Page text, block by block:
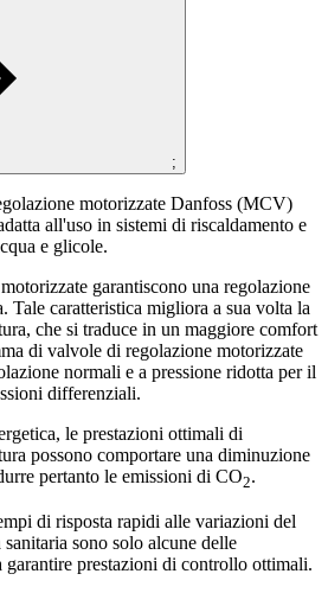
;
motorizzate Danfoss (MCV)
all'uso in sistemi di riscaldamento e
e glicole.
garantiscono una regolazione
Tale caratteristica migliora a sua volta la
che si traduce in un maggiore comfort
di valvole di regolazione motorizzate
normali e a pressione ridotta per il
differenziali.
le prestazioni ottimali di
possono comportare una diminuzione
pertanto le emissioni di CO2.
di risposta rapidi alle variazioni del
sono solo alcune delle
garantire prestazioni di controllo ottimali.